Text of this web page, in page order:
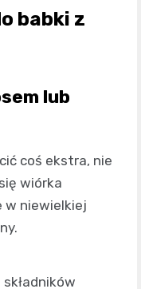
babki z
lub
coś ekstra, nie
wiórka
w niewielkiej